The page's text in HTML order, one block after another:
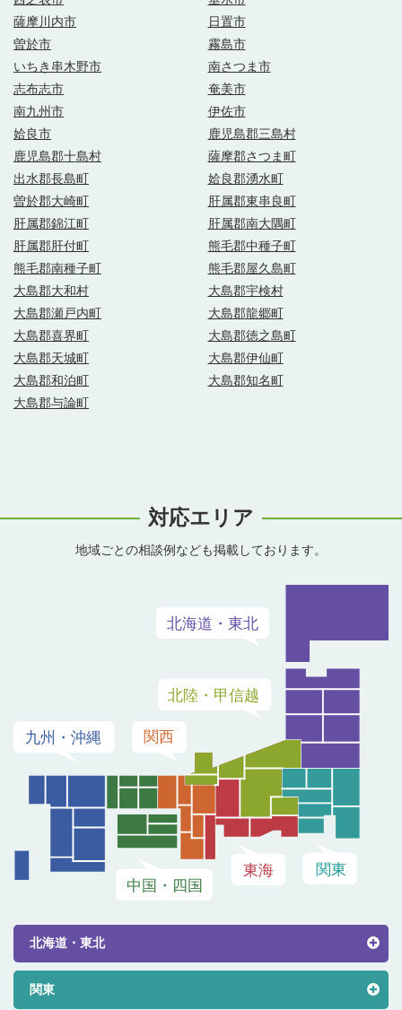
薩摩川内市
日置市
曽於市
霧島市
いちき串木野市
南さつま市
志布志市
奄美市
南九州市
伊佐市
姶良市
鹿児島郡三島村
鹿児島郡十島村
薩摩郡さつま町
出水郡長島町
姶良郡湧水町
曽於郡大崎町
肝属郡東串良町
肝属郡錦江町
肝属郡南大隅町
肝属郡肝付町
熊毛郡中種子町
熊毛郡南種子町
熊毛郡屋久島町
大島郡大和村
大島郡宇検村
大島郡瀬戸内町
大島郡龍郷町
大島郡喜界町
大島郡徳之島町
大島郡天城町
大島郡伊仙町
大島郡和泊町
大島郡知名町
大島郡与論町
対応エリア
地域ごとの相談例なども掲載しております。
北海道・東北
関東